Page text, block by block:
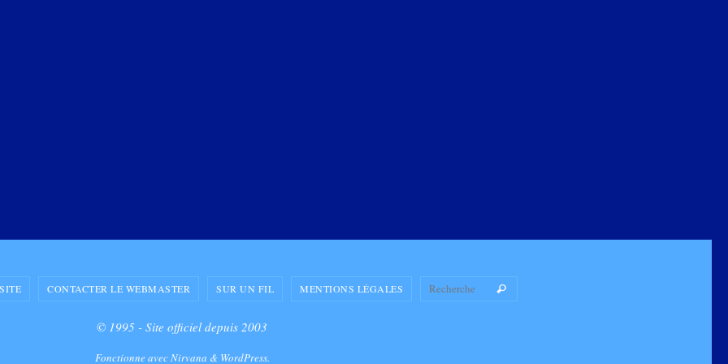
CONTACTER LE WEBMASTER SUR UN FIL MENTIONS LÉGALES Recherche
© 1995 - Site officiel depuis 2003
Fonctionne avecNirvana & WordPress.